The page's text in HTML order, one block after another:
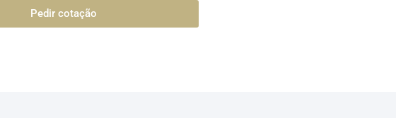
Pedir cotação